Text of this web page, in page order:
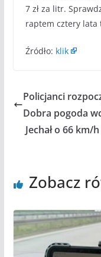
7 zł za litr.
raptem cztery lata
Źródło: klik
Policjanci
Dobra pogoda
Jechał o 66 km/
Zobacz